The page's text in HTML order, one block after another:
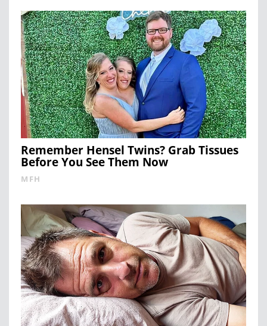
Remember Hensel Twins? Grab Tissues
Before You See Them Now
MFH